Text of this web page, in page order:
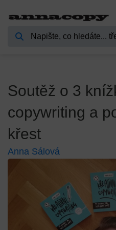
Soutěž o 3
copywriting a
křest
Anna Sálová